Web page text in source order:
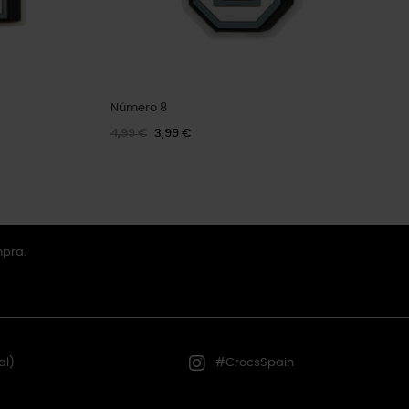
Número 8
4,99 € 3,99 €
#CrocsSpain